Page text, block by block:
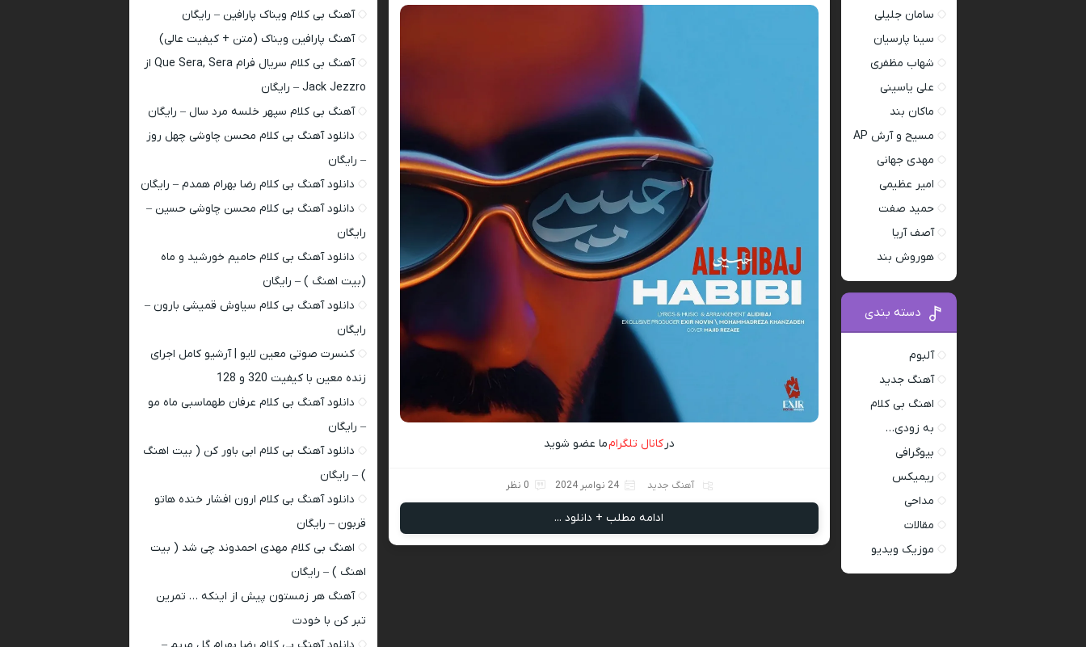
درکانال تلگرامما عضو شوید
آهنگ جدید 24 نوامبر 2024 0 نظر
ادامه مطلب + دانلود ...
سامان جلیلی
سینا پارسیان
شهاب مظفری
علی یاسینی
ماکان بند
مسیح و آرش AP
مهدی جهانی
امیر عظیمی
حمید صفت
آصف آریا
هوروش بند
دسته بندی
آلبوم
آهنگ جدید
اهنگ بی کلام
به زودی…
بیوگرافی
ریمیکس
مداحی
مقالات
موزیک ویدیو
آهنگ بی کلام ویناک پارافین – رایگان
آهنگ پارافین ویناک (متن + کیفیت عالی)
آهنگ بی کلام سریال فرام Que Sera, Sera از
Jack Jezzro – رایگان
آهنگ بی کلام سپهر خلسه مرد سال – رایگان
دانلود آهنگ بی کلام محسن چاوشی چهل روز
– رایگان
دانلود آهنگ بی کلام رضا بهرام همدم – رایگان
دانلود آهنگ بی کلام محسن چاوشی حسین –
رایگان
دانلود آهنگ بی کلام حامیم خورشید و ماه
(بیت اهنگ ) – رایگان
دانلود آهنگ بی کلام سیاوش قمیشی بارون –
رایگان
کنسرت صوتی معین لایو | آرشیو کامل اجرای
زنده معین با کیفیت 320 و 128
دانلود آهنگ بی کلام عرفان طهماسبی ماه مو
– رایگان
دانلود آهنگ بی کلام ابی باور کن ( بیت اهنگ
) – رایگان
دانلود آهنگ بی کلام ارون افشار خنده هاتو
قربون – رایگان
اهنگ بی کلام مهدی احمدوند چی شد ( بیت
اهنگ ) – رایگان
آهنگ هر زمستون پیش از اینکه … تمرین
تبر کن با خودت